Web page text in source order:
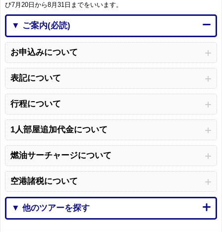
び7月20日から8月31日までをいいます。
▼ ご案内(必読)
お申込みについて
表記について
行程について
1人部屋追加代金について
燃油サーチャージについて
空港諸税について
▼ 他のツアーを探す